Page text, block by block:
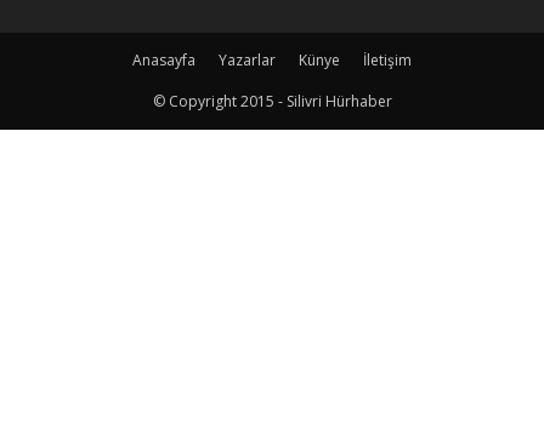
Anasayfa Yazarlar Künye
İletişim
© Copyright 2015 - Silivri Hürhaber